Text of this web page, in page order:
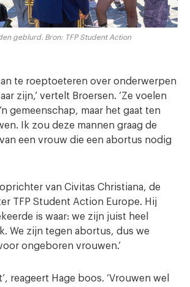
geblurd. Bron: TFP Student Action
te roeptoeteren over onderwerpen
zijn,’ vertelt Broersen. ‘Ze voelen
gemeenschap, maar het gaat ten
Ik zou deze mannen graag de
een vrouw die een abortus nodig
van Civitas Christiana, de
TFP Student Action Europe. Hij
is waar: we zijn juist heel
We zijn tegen abortus, dus we
ongeboren vrouwen.’
reageert Hage boos. ‘Vrouwen wel